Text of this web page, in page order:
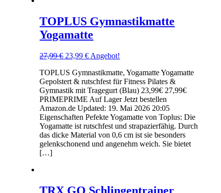
TOPLUS Gymnastikmatte
Yogamatte
27,99€ Ursprünglicher
war:
27,99 €
23,99€Aktueller
ist:
23,99 €.
Angebot!
TOPLUS Gymnastikmatte, Yogamatte Yogamatte
Gepolstert & rutschfest für Fitness Pilates &
Gymnastik mit Tragegurt (Blau) 23,99€ 27,99€
PRIMEPRIME Auf Lager Jetzt bestellen
Amazon.de Updated: 19. Mai 2026 20:05
Eigenschaften Pefekte Yogamatte von Toplus: Die
Yogamatte ist rutschfest und strapazierfähig. Durch
das dicke Material von 0,6 cm ist sie besonders
gelenkschonend und angenehm weich. Sie bietet
[…]